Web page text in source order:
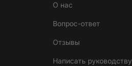
О нас
Вопрос-ответ
Отзывы
Написать руководству